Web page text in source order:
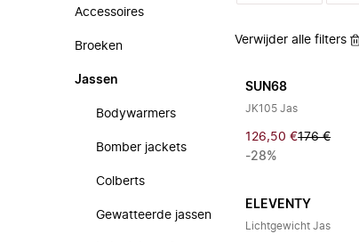
Accessoires
Broeken
Jassen
Bodywarmers
Bomber jackets
Colberts
Gewatteerde jassen
Verwijder alle filters
SUN68
JK105 Jas
126,50 €176 €
-28%
ELEVENTY
Lichtgewicht Jas